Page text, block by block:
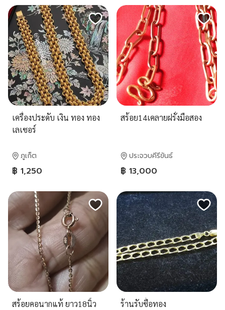
เครื่องประดับ เงิน ทอง ทอง
เลเซอร์
ภูเก็ต
฿ 1,250
สร้อย14เคลายฝรั่งมือสอง
ประจวบคีรีขันธ์
฿ 13,000
สร้อยคอนากแท้ ยาว18นิ้ว
ร้านรับซื้อทอง